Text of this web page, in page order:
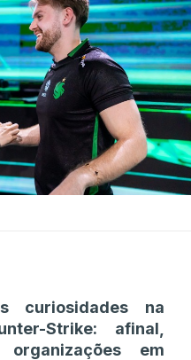
curiosidades na
Strike: afinal,
em